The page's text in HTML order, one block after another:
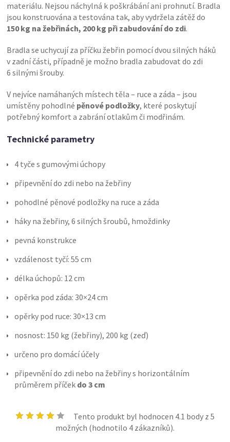
materiálu. Nejsou náchylná k poškrábání ani prohnutí. Bradla
jsou konstruována a testována tak, aby vydržela zátěž do
150 kg na žebřinách, 200 kg při zabudování do zdi.
Bradla se uchycují za příčku žebřin pomocí dvou silných háků
v zadní části, případně je možno bradla zabudovat do zdi
6 silnými šrouby.
V nejvíce namáhaných místech těla – ruce a záda – jsou
umístěny pohodlné pěnové podložky, které poskytují
potřebný komfort a zabrání otlakům či modřinám.
Technické parametry
4 tyče s gumovými úchopy
připevnění do zdi nebo na žebřiny
pohodlné pěnové podložky na ruce a záda
háky na žebřiny, 6 silných šroubů, hmoždinky
pevná konstrukce
vzdálenost tyčí: 55 cm
délka úchopů: 12 cm
opěrka pod záda: 30×24 cm
opěrky pod ruce: 30×13 cm
nosnost: 150 kg (žebřiny), 200 kg (zeď)
určeno pro domácí účely
připevnění do zdi nebo na žebřiny s horizontálním
průměrem příček do 3 cm
Tento produkt byl hodnocen 4.1 body z 5
možných (hodnotilo 4zákazníků).